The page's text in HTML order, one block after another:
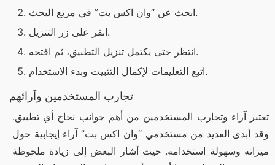
ابحث عن “وان اكس بت” في مربع البحث.
انقر على زر التنزيل.
انتظر حتى يكتمل تنزيل التطبيق، ثم افتحه.
اتبع التعليمات لإكمال التثبيت وبدء الاستخدام.
تجارب المستخدمين وآرائهم